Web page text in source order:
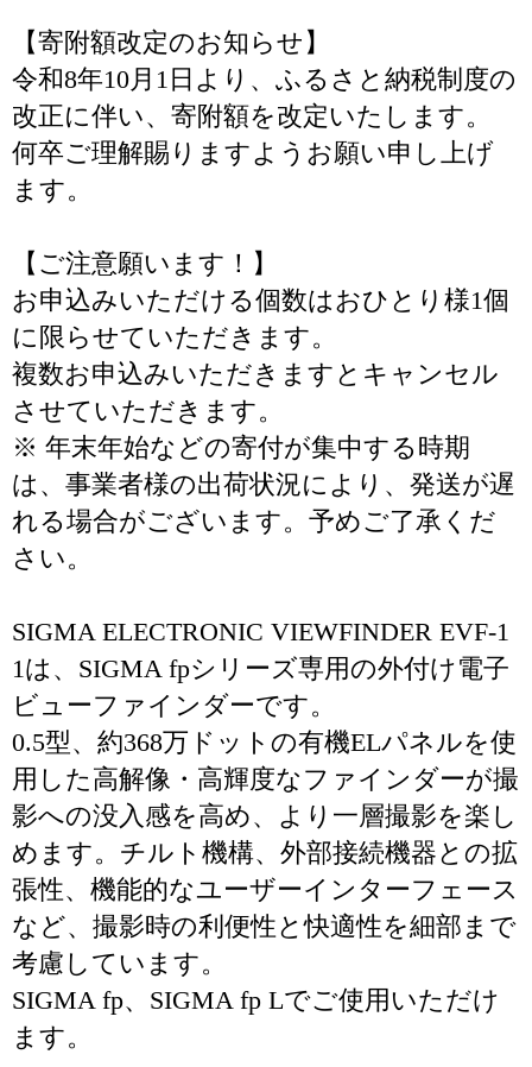
【寄附額改定のお知らせ】
令和8年10月1日より、ふるさと納税制度の
改正に伴い、寄附額を改定いたします。
何卒ご理解賜りますようお願い申し上げ
ます。
【ご注意願います！】
お申込みいただける個数はおひとり様1個
に限らせていただきます。
複数お申込みいただきますとキャンセル
させていただきます。
※ 年末年始などの寄付が集中する時期
は、事業者様の出荷状況により、発送が遅
れる場合がございます。予めご了承くだ
さい。
SIGMA ELECTRONIC VIEWFINDER EVF-1
1は、SIGMA fpシリーズ専用の外付け電子
ビューファインダーです。
0.5型、約368万ドットの有機ELパネルを使
用した高解像・高輝度なファインダーが撮
影への没入感を高め、より一層撮影を楽し
めます。チルト機構、外部接続機器との拡
張性、機能的なユーザーインターフェース
など、撮影時の利便性と快適性を細部まで
考慮しています。
SIGMA fp、SIGMA fp Lでご使用いただけ
ます。